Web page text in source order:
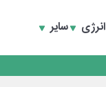
انرژی سایر